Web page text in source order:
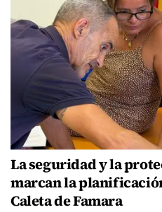
La seguridad y la
marcan la
Caleta de Famara